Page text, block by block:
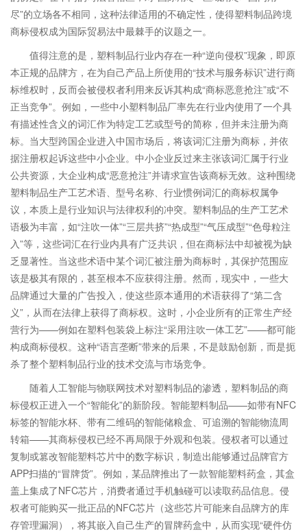
尽”的立场各不相同，这种法律适用的不确定性，使得塑料制品跨境
商标侵权成为国际贸易法中最棘手的议题之一。
值得注意的是，塑料制品行业内存在一种“逆向侵权”现象，即原
本正规的品牌方，在为自己产品上所使用的“技术与服务标识”进行商
标维权时，反而会被侵权者利用来反诉其构成“商标恶意抢注”或“不
正当竞争”。例如，一些中小塑料制品厂率先在行业内使用了一个具
有描述性含义的词汇作为特定工艺或型号的简称，但并未注册为商
标。当大型跨国企业进入中国市场后，将该词汇注册为商标，并依
据注册权起诉这些中小企业。中小企业反过来主张该词汇属于行业
公共资源，大企业构成“恶意抢注”并请求宣告该商标无效。这种围绕
塑料制品生产工艺术语、型号名称、行业惯例词汇的商标权属争
议，本质上是行业知识与法律权利的冲突。塑料制品的生产工艺术
语极为丰富，如“注吹一体”“三层共挤”“热成型”“气压成型”“色母粒注
入”等，这些词汇在行业内具有广泛共识，但在商标法中却被视为缺
乏显著性。当这些术语中某个词汇被注册为商标时，其保护范围应
该是极其有限的，甚至根本不应获得注册。然而，现实中，一些大
品牌通过大量的广告投入，使这些原本通用的术语获得了“第二含
义”，从而在法律上获得了商标权。这时，小企业所有的正常生产经
营行为——例如在塑料包装袋上标注“采用注吹一体工艺”——都可能
构成商标侵权。这种“语言垄断”带来的后果，不是鼓励创新，而是扼
杀了整个塑料制品行业的技术交流与市场竞争。
随着人工智能与物联网技术对塑料制品的渗透，塑料制品的商
标侵权正进入一个“智能化”的新阶段。智能塑料制品——如带有NFC
标签的智能水杯、带有二维码的智能储粮盒、可追溯的智能物流周
转箱——其商标侵权已经不再局限于外观和包装。侵权者可以通过
复制或篡改智能塑料芯片中的数字标识，制造出能够通过品牌官方
APP扫描的“冒牌货”。例如，某品牌推出了一款智能塑料药盒，其盒
盖上集成了NFC芯片，消费者通过手机触碰可以读取药品信息。侵
权者可能购买一批正品的NFC芯片（这些芯片可能来自品牌方的库
存管理漏洞），将其嵌入自己生产的冒牌药盒中，从而实现“硬件仿